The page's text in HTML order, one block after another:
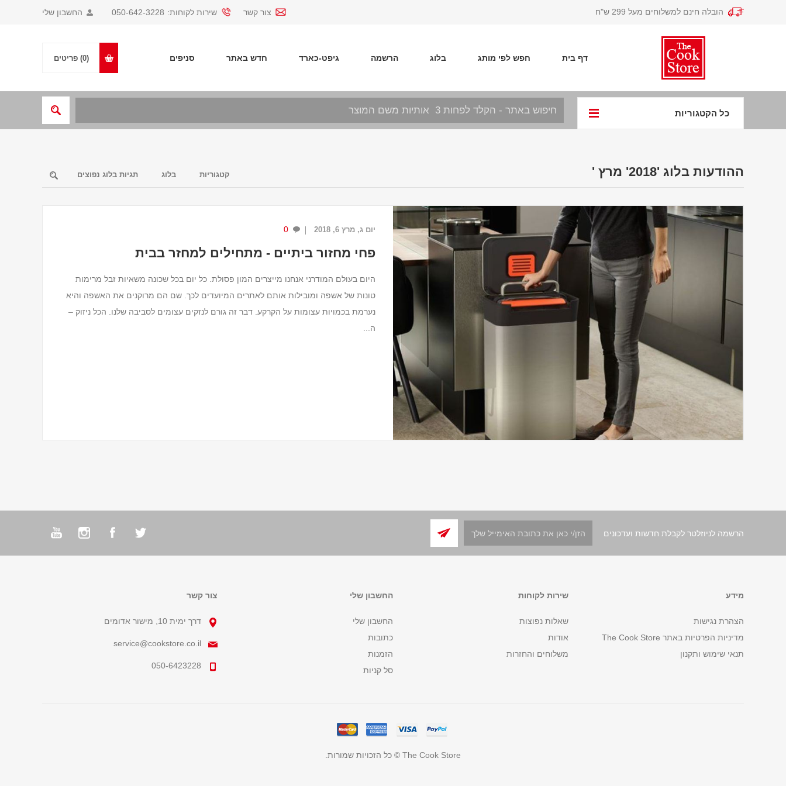
החשבון שלי צור קשר שירות לקוחות: 050-642-3228 הובלה חינם למשלוחים מעל 299 ש"ח
דף בית חפש לפי מותג בלוג הרשמה גיפט-כארד חדש באתר סניפים (0) פריטים
כל הקטגוריות
ההודעות בלוג '2018' מרץ '
יום ג, מרץ 6, 2018 0
פחי מחזור ביתיים - מתחילים למחזר בבית
היום בעולם המודרני אנחנו מייצרים המון פסולת. כל יום בכל שכונה משאיות זבל מרימות
טונות של אשפה ומובילות אותם לאתרים המיועדים לכך. שם הם מרוקנים את האשפה והיא
נערמת בכמויות עצומות על הקרקע. דבר זה גורם לנזקים עצומים לסביבה שלנו. הכל ניזוק –
ה...
קטגוריות בלוג תגיות בלוג נפוצים
הרשמה לניוזלטר לקבלת חדשות ועדכונים
מידע
הצהרת נגישות
מדיניות הפרטיות באתר The Cook Store
תנאי שימוש ותקנון
שירות לקוחות
שאלות נפוצות
אודות
משלוחים והחזרות
החשבון שלי
החשבון שלי
כתובות
הזמנות
סל קניות
צור קשר
דרך ימית 10, מישור אדומים
service@cookstore.co.il
050-6423228
The Cook Store © כל הזכויות שמורות.